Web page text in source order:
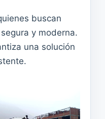
buscan
y moderna.
una solución